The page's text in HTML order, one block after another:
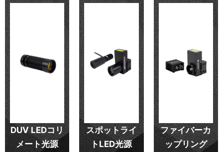
DUV LEDコリ
メート光源
スポットライ
トLED光源
ファイバーカ
ップリング